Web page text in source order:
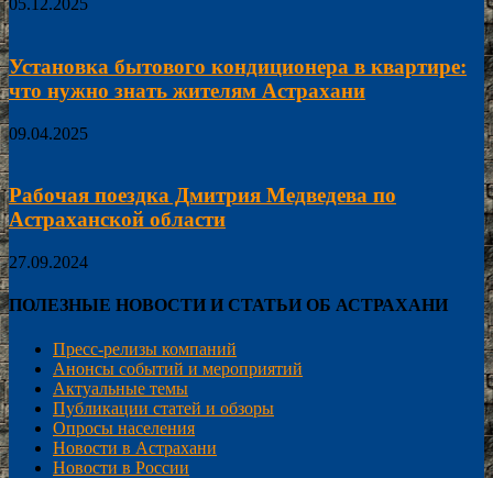
05.12.2025
Установка бытового кондиционера в квартире:
что нужно знать жителям Астрахани
09.04.2025
Рабочая поездка Дмитрия Медведева по
Астраханской области
27.09.2024
ПОЛЕЗНЫЕ НОВОСТИ И СТАТЬИ ОБ АСТРАХАНИ
Пресс-релизы компаний
Анонсы событий и мероприятий
Актуальные темы
Публикации статей и обзоры
Опросы населения
Новости в Астрахани
Новости в России